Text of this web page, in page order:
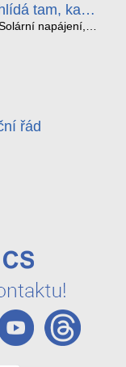
vám ušetří
tam, kam
napájení,
řád